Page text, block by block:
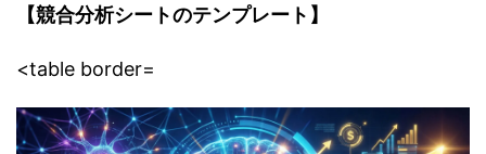
【競合分析シートのテンプレート】
<table border=